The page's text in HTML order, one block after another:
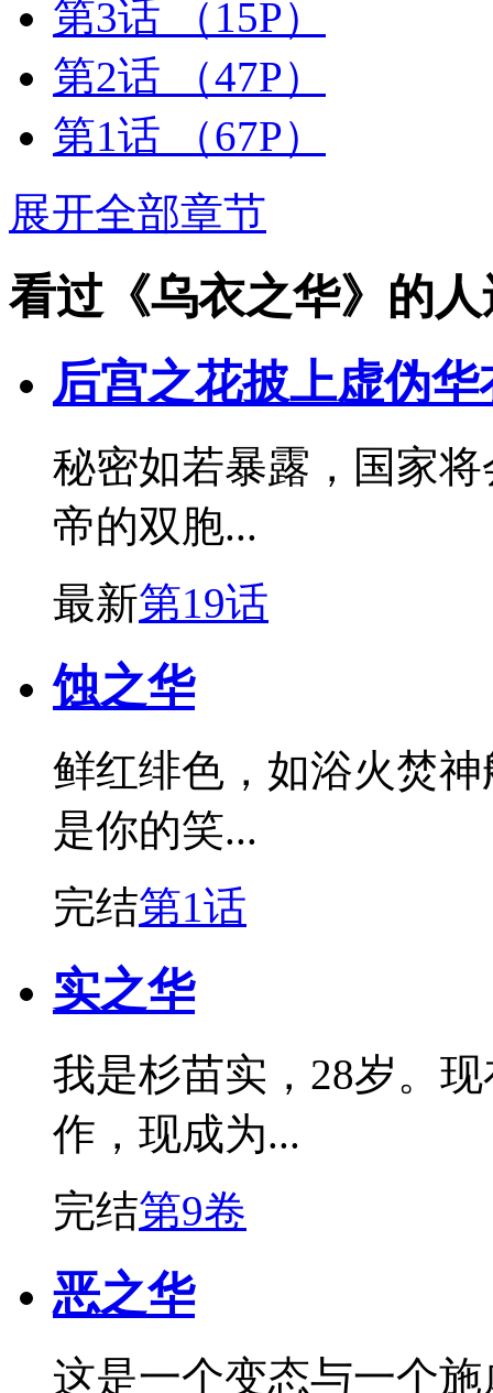
第3话
（15P）
第2话
（47P）
第1话
（67P）
展开全部章节
看过《乌衣之华》的
后宫之花披上虚伪华
秘密如若暴露，国家
帝的双胞...
最新第19话
蚀之华
鲜红绯色，如浴火焚
是你的笑...
完结第1话
实之华
我是杉苗实，28岁。
作，现成为...
完结第9卷
恶之华
这是一个变态与一个